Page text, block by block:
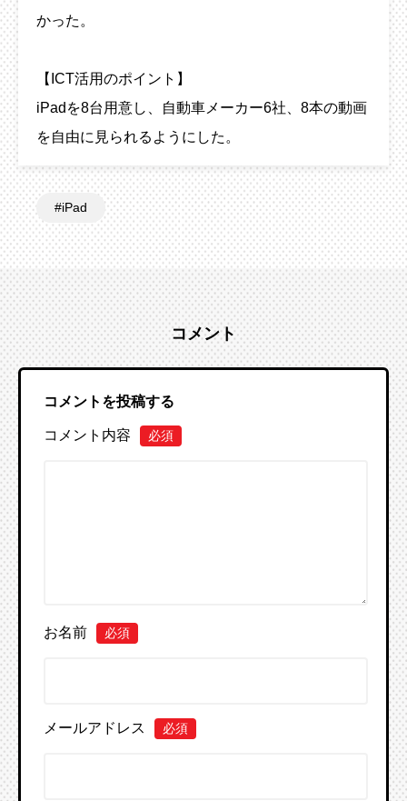
かった。
【ICT活用のポイント】
iPadを8台用意し、自動車メーカー6社、8本の動画
を自由に見られるようにした。
iPad
コメント
コメントを投稿する
コメント内容 必須
お名前 必須
メールアドレス 必須